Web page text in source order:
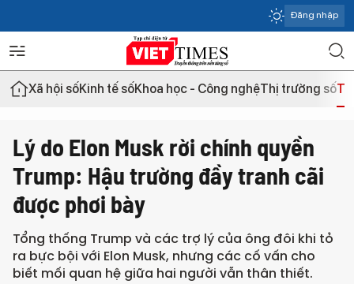
Đăng nhập
Xã hội sốKinh tế sốKhoa học - Công nghệThị trường số
Lý do Elon Musk rời chính quyền
Trump: Hậu trường đầy tranh cãi
được phơi bày
Tổng thống Trump và các trợ lý của ông đôi khi tỏ
ra bực bội với Elon Musk, nhưng các cố vấn cho
biết mối quan hệ giữa hai người vẫn thân thiết.